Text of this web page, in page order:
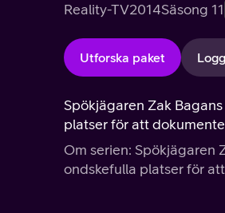
Reality-TV2014Säsong 11
Utforska paket
Spökjägaren Zak
platser för att
Om serien: Spökjägaren
ondskefulla platser för